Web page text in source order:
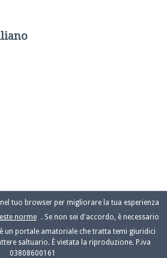
tuo browser per migliorare la tua esperienza
norme
. Se non sei d'accordo, è necessario
un portale amatoriale che tratta temi giuridici
saltuario. È vietata la riproduzione. P.iva
03808600161